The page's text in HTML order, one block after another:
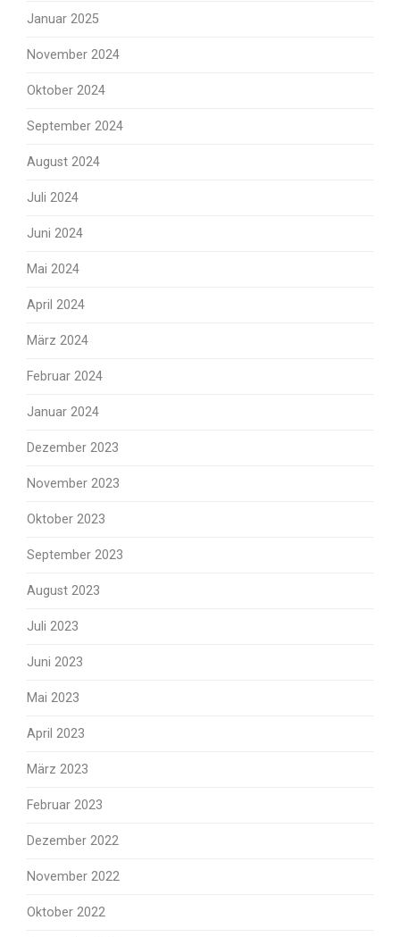
Januar 2025
November 2024
Oktober 2024
September 2024
August 2024
Juli 2024
Juni 2024
Mai 2024
April 2024
März 2024
Februar 2024
Januar 2024
Dezember 2023
November 2023
Oktober 2023
September 2023
August 2023
Juli 2023
Juni 2023
Mai 2023
April 2023
März 2023
Februar 2023
Dezember 2022
November 2022
Oktober 2022